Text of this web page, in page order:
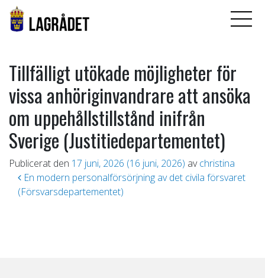
Tillfälligt utökade möjligheter för
vissa anhöriginvandrare att ansöka
om uppehållstillstånd inifrån
Sverige (Justitiedepartementet)
Publicerat den 17 juni, 2026 (16 juni, 2026) av christina
Inläggsnavigering
En modern personalförsörjning av det civila försvaret
(Försvarsdepartementet)